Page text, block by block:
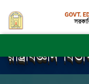
রাষ্ট্রবিজ্ঞান